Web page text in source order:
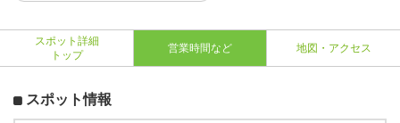
スポット詳細
トップ
営業時間など 地図・アクセス
スポット情報